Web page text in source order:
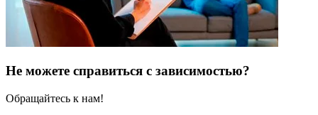
Не можете справиться с зависимостью?
Обращайтесь к нам!